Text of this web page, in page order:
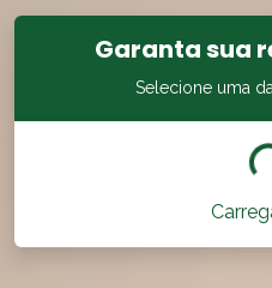
Garanta sua
Selecione uma